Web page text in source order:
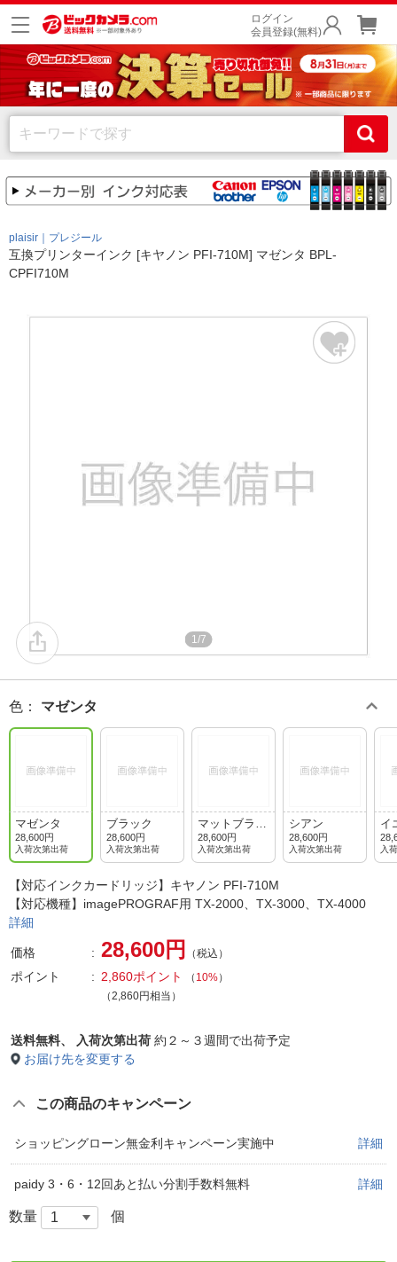
ログイン
会員登録(無料)
plaisir｜プレジール
互換プリンターインク [キヤノン PFI-710M] マゼンタ BPL-
CPFI710M
1/7
色 ： マゼンタ
マゼンタ
28,600円
入荷次第出荷
ブラック
28,600円
入荷次第出荷
マットブラッ
ク
28,600円
入荷次第出荷
シアン
28,600円
入荷次第出荷
イ
入
【対応インクカードリッジ】キヤノン PFI-710M
【対応機種】imagePROGRAF用 TX-2000、TX-3000、TX-4000
詳細
価格 28,600円 （税込）
ポイント 2,860ポイント （ 10%）
（2,860円相当）
送料無料、 入荷次第出荷 約２～３週間で出荷予定
お届け先を変更する
この商品のキャンペーン
ショッピングローン無金利キャンペーン実施中 詳細
paidy 3・6・12回あと払い分割手数料無料 詳細
数量 個